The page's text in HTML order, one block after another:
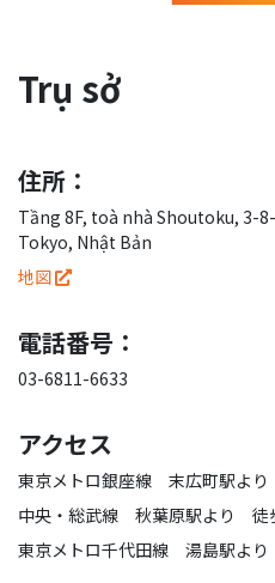
Trụ sở
住所：
Tầng 8F, toà nhà Shoutoku, 3-
Tokyo, Nhật Bản
地図
電話番号：
03-6811-6633
アクセス
東京メトロ銀座線 末広町駅よ
中央・総武線 秋葉原駅より 徒
東京メトロ千代田線 湯島駅よ